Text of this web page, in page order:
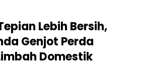
Lebih Bersih,
Genjot Perda
Domestik